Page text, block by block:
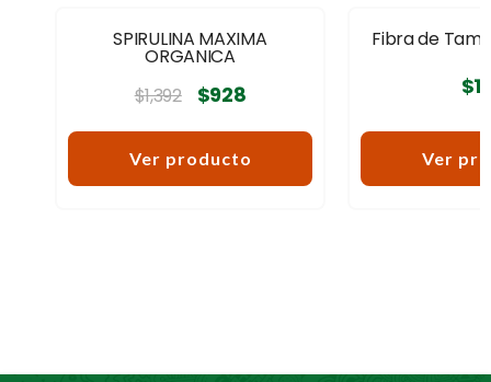
SPIRULINA MAXIMA
ORGANICA
$1,392 $928
Ver producto
Fibra de
$
Ver